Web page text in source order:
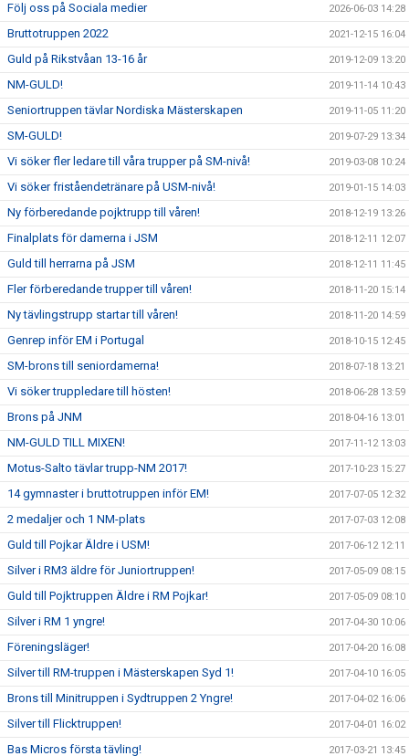
Följ oss på Sociala medier 2026-06-03 14:28
Bruttotruppen 2022 2021-12-15 16:04
Guld på Rikstvåan 13-16 år 2019-12-09 13:20
NM-GULD! 2019-11-14 10:43
Seniortruppen tävlar Nordiska Mästerskapen 2019-11-05 11:20
SM-GULD! 2019-07-29 13:34
Vi söker fler ledare till våra trupper på SM-nivå! 2019-03-08 10:24
Vi söker friståendetränare på USM-nivå! 2019-01-15 14:03
Ny förberedande pojktrupp till våren! 2018-12-19 13:26
Finalplats för damerna i JSM 2018-12-11 12:07
Guld till herrarna på JSM 2018-12-11 11:45
Fler förberedande trupper till våren! 2018-11-20 15:14
Ny tävlingstrupp startar till våren! 2018-11-20 14:59
Genrep inför EM i Portugal 2018-10-15 12:45
SM-brons till seniordamerna! 2018-07-18 13:21
Vi söker truppledare till hösten! 2018-06-28 13:59
Brons på JNM 2018-04-16 13:01
NM-GULD TILL MIXEN! 2017-11-12 13:03
Motus-Salto tävlar trupp-NM 2017! 2017-10-23 15:27
14 gymnaster i bruttotruppen inför EM! 2017-07-05 12:32
2 medaljer och 1 NM-plats 2017-07-03 12:08
Guld till Pojkar Äldre i USM! 2017-06-12 12:11
Silver i RM3 äldre för Juniortruppen! 2017-05-09 08:15
Guld till Pojktruppen Äldre i RM Pojkar! 2017-05-09 08:10
Silver i RM 1 yngre! 2017-04-30 10:06
Föreningsläger! 2017-04-20 16:08
Silver till RM-truppen i Mästerskapen Syd 1! 2017-04-10 16:05
Brons till Minitruppen i Sydtruppen 2 Yngre! 2017-04-02 16:06
Silver till Flicktruppen! 2017-04-01 16:02
Bas Micros första tävling! 2017-03-21 13:45